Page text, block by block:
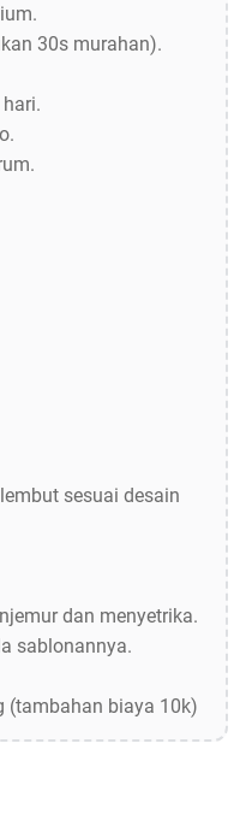
30s murahan).
sesuai desain
dan menyetrika.
sablonannya.
(tambahan biaya 10k)